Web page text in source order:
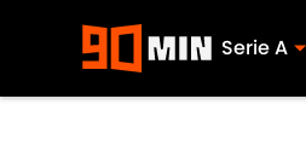
Serie A